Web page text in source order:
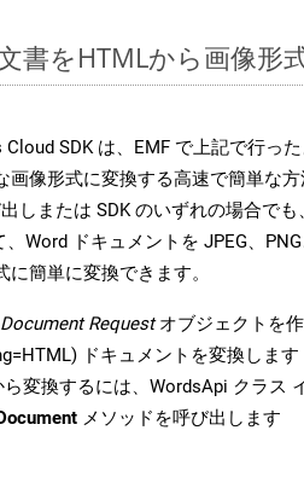
書をHTMLから画像
SDK は、EMF で上記で行っ
画像形式に変換する高速で簡単な
出しまたは SDK のいずれの場合で
Word ドキュメントを JPEG、
に簡単に変換できます。
Requestオブジェクトを作
ドキュメントを変換します
ら変換するには、WordsApi クラス
メソッドを呼び出します